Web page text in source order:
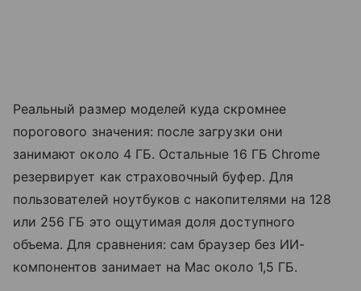
Реальный размер моделей куда скромнее
порогового значения: после загрузки они
занимают около 4 ГБ. Остальные 16 ГБ Chrome
резервирует как страховочный буфер. Для
пользователей ноутбуков с накопителями на 128
или 256 ГБ это ощутимая доля доступного
объема. Для сравнения: сам браузер без ИИ-
компонентов занимает на Mac около 1,5 ГБ.